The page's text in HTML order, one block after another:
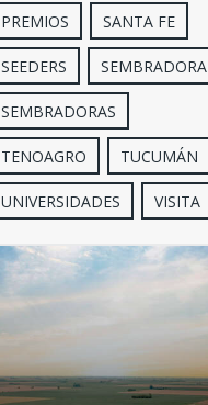
PREMIOS SANTA FE
SEEDERS SEMBRADORA
SEMBRADORAS
TENOAGRO TUCUMÁN
UNIVERSIDADES VISITA